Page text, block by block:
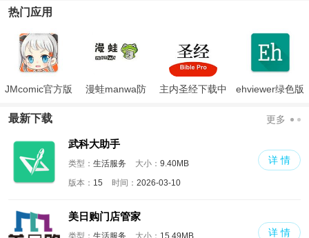
热门应用
JMcomic官方版
漫蛙manwa防
主内圣经下载中
ehviewer绿色版
最新下载 更多
武科大助手
类型： 生活服务 大小： 9.40MB
版本： 15 时间： 2026-03-10
详 情
美日购门店管家
类型： 生活服务 大小： 15.49MB 详 情